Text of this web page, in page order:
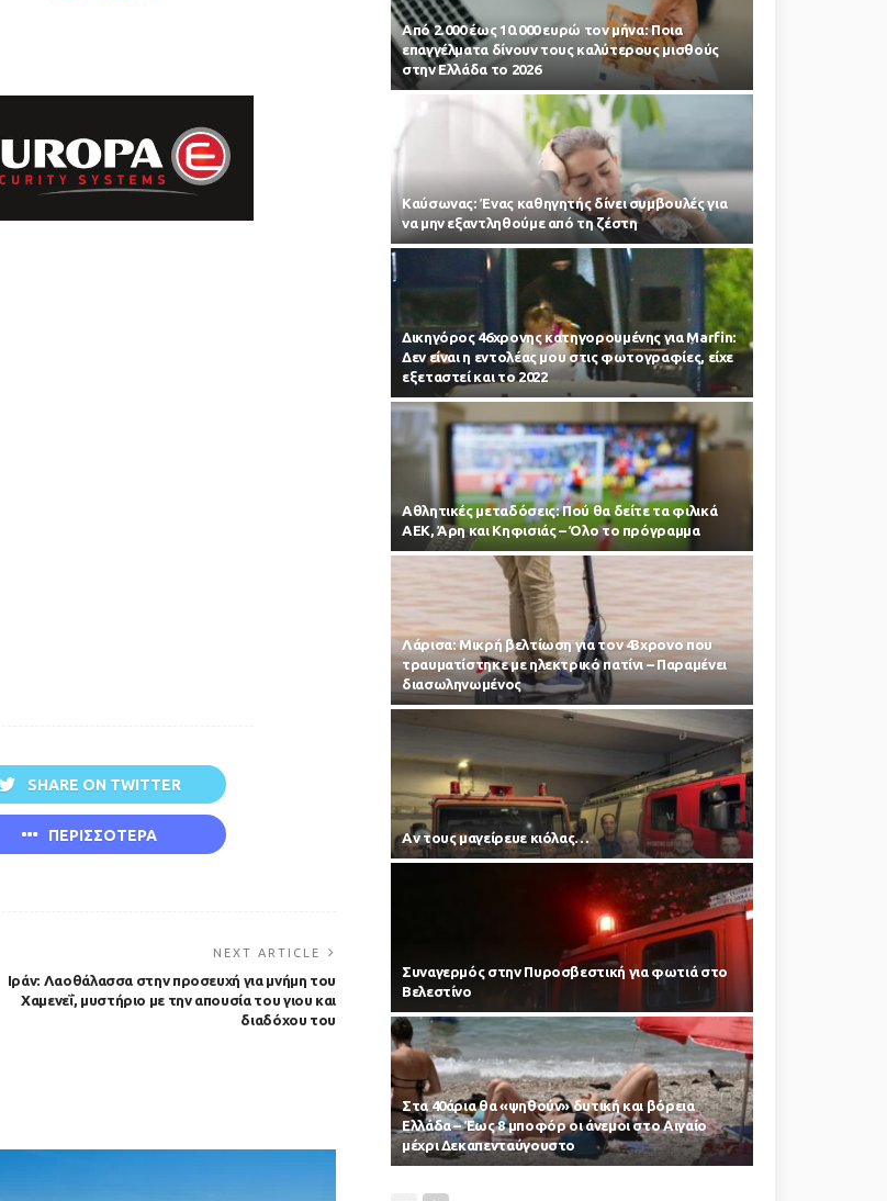
SHARE ON TWITTER
ΠΕΡΙΣΣΟΤΕΡΑ
NEXT ARTICLE
Ιράν: Λαοθάλασσα στην προσευχή για μνήμη του
Χαμενεΐ, μυστήριο με την απουσία του γιου και
διαδόχου του
Από 2.000 έως 10.000 ευρώ τον μήνα: Ποια
επαγγέλματα δίνουν τους καλύτερους μισθούς
στην Ελλάδα το 2026
Kαύσωνας: Ένας καθηγητής δίνει συμβουλές για
να μην εξαντληθούμε από τη ζέστη
Δικηγόρος 46χρονης κατηγορουμένης για Marfin:
Δεν είναι η εντολέας μου στις φωτογραφίες, είχε
εξεταστεί και το 2022
Αθλητικές μεταδόσεις: Πού θα δείτε τα φιλικά
ΑΕΚ, Άρη και Κηφισιάς – Όλο το πρόγραμμα
Λάρισα: Μικρή βελτίωση για τον 43χρονο που
τραυματίστηκε με ηλεκτρικό πατίνι – Παραμένει
διασωληνωμένος
Αν τους μαγείρευε κιόλας…
Συναγερμός στην Πυροσβεστική για φωτιά στο
Βελεστίνο
Στα 40άρια θα «ψηθούν» δυτική και βόρεια
Ελλάδα – Έως 8 μποφόρ οι άνεμοι στο Αιγαίο
μέχρι Δεκαπενταύγουστο